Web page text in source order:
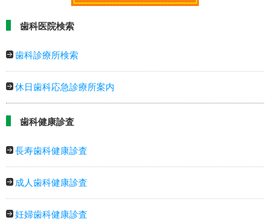
歯科医院検索
歯科診療所検索
休日歯科応急診療所案内
歯科健康診査
長寿歯科健康診査
成人歯科健康診査
妊婦歯科健康診査